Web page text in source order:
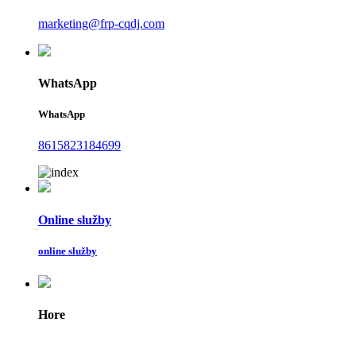
marketing@frp-cqdj.com
WhatsApp
WhatsApp
8615823184699
Online služby
online služby
Hore